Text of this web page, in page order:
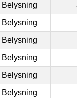
Belysning
Belysning
Belysning
Belysning
Belysning
Belysning